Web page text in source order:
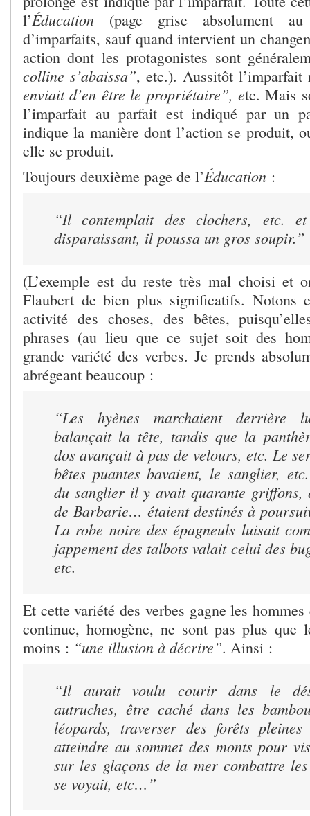
l’Éducation (page grise absolument
d’imparfaits, sauf quand intervient un
action dont les protagonistes sont
colline s’abaissa”, etc.). Aussitôt l’imparfait
enviait d’en être le propriétaire”, etc. Mais
l’imparfait au parfait est indiqué par un
indique la manière dont l’action se produit,
elle se produit.
Toujours deuxième page de l’Éducation :
“Il contemplait des clochers, etc.
disparaissant, il poussa un gros soupir.”
(L’exemple est du reste très mal choisi et
Flaubert de bien plus significatifs. Notons
activité des choses, des bêtes,
phrases (au lieu que ce sujet soit des
grande variété des verbes. Je prends
abrégeant beaucoup :
“Les hyènes marchaient derrière
balançait la tête, tandis que la
dos avançait à pas de velours, etc. Le
bêtes puantes bavaient, le sanglier,
du sanglier il y avait quarante griffons,
de Barbarie… étaient destinés à
La robe noire des épagneuls luisait
jappement des talbots valait celui des
etc.
Et cette variété des verbes gagne les
continue, homogène, ne sont pas plus que
moins : “une illusion à décrire”. Ainsi :
“Il aurait voulu courir dans le
autruches, être caché dans les
léopards, traverser des forêts
atteindre au sommet des monts pour
sur les glaçons de la mer combattre
se voyait, etc…”